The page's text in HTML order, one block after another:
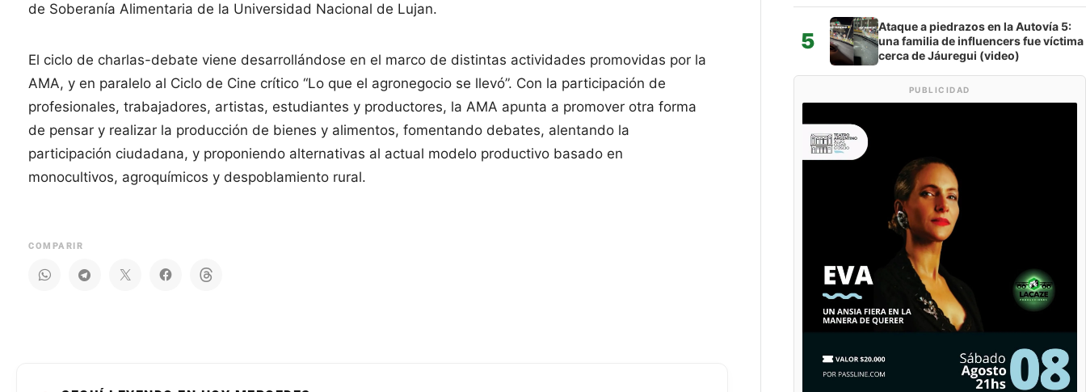
de Soberanía Alimentaria de la Universidad Nacional de Lujan.
El ciclo de charlas-debate viene desarrollándose en el marco de distintas actividades promovidas por la
AMA, y en paralelo al Ciclo de Cine crítico “Lo que el agronegocio se llevó”. Con la participación de
profesionales, trabajadores, artistas, estudiantes y productores, la AMA apunta a promover otra forma
de pensar y realizar la producción de bienes y alimentos, fomentando debates, alentando la
participación ciudadana, y proponiendo alternativas al actual modelo productivo basado en
monocultivos, agroquímicos y despoblamiento rural.
COMPARIR
5
Ataque a piedrazos en la Autovía 5:
una familia de influencers fue víctima
cerca de Jáuregui (video)
PUBLICIDAD